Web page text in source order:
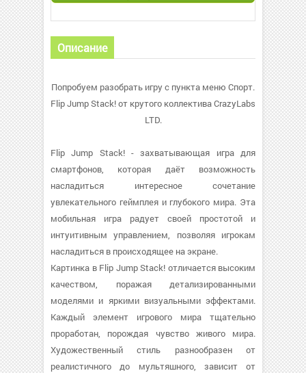
Описание
Попробуем разобрать игру с пункта меню Спорт.
Flip Jump Stack! от крутого коллектива CrazyLabs
LTD.
Flip Jump Stack! - захватывающая игра для
смартфонов, которая даёт возможность
насладиться интересное сочетание
увлекательного геймплея и глубокого мира. Эта
мобильная игра радует своей простотой и
интуитивным управлением, позволяя игрокам
насладиться в происходящее на экране.
Картинка в Flip Jump Stack! отличается высоким
качеством, поражая детализированными
моделями и яркими визуальными эффектами.
Каждый элемент игрового мира тщательно
проработан, порождая чувство живого мира.
Художественный стиль разнообразен от
реалистичного до мультяшного, зависит от